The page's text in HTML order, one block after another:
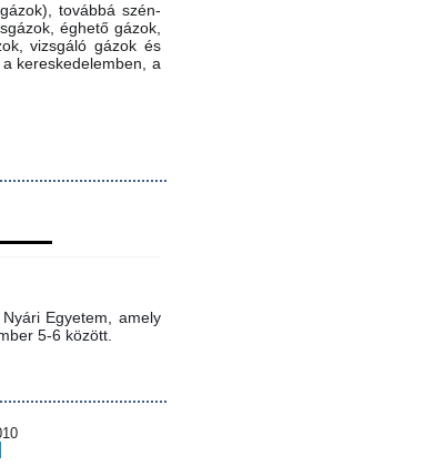
továbbá szén-
éghető gázok,
vizsgáló gázok és
kereskedelemben, a
Egyetem, amely
5-6 között.